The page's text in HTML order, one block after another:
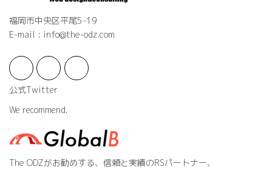
福岡市中央区平尾5-19
E-mail : info@the-odz.com
公式Twitter
We recommend.
The ODZがお勧めする、信頼と実績のRSパートナー、